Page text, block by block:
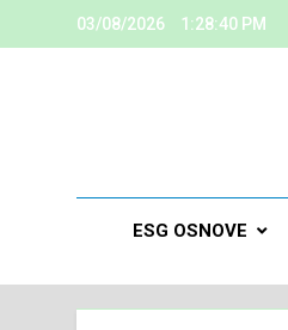
03/08/2026 1:28:40 PM
ESG OSNOVE